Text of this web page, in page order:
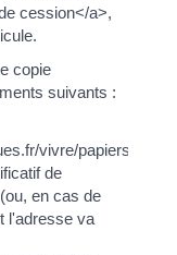
cession</a>,
copie
suivants :
vivre/papiers-
de
en cas de
l'adresse va